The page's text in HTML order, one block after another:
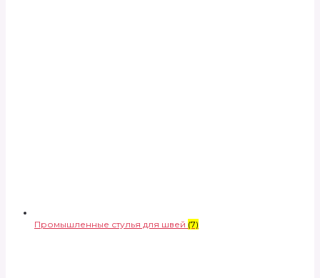
Промышленные стулья для швей (7)